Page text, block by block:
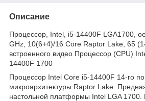
Описание
Процессор, Intel, i5-14400F LGA1700,
GHz, 10(6+4)/16 Core Raptor Lake, 65
встроенного видео Процессор (CPU)
14400F 1700
Процессор Intel Core i5-14400F 14-го
микроархитектуры Raptor Lake.
настольной платформы Intel LGA 1700.